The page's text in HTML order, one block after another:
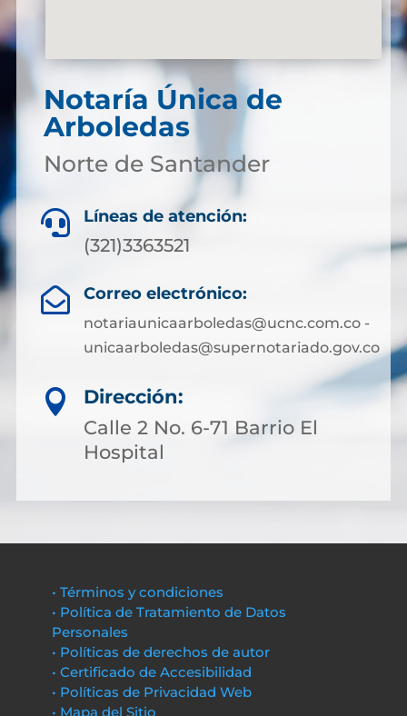
Notaría Única de
Arboledas
Norte de Santander
 Líneas de atención:
(321)3363521
 Correo electrónico:
notariaunicaarboledas@ucnc.com.co -
unicaarboledas@supernotariado.gov.co

Dirección:
Calle 2 No. 6-71 Barrio El
Hospital
• Términos y condiciones
• Política de Tratamiento de Datos
Personales
• Políticas de derechos de autor
• Certificado de Accesibilidad
• Políticas de Privacidad Web
• Mapa del Sitio